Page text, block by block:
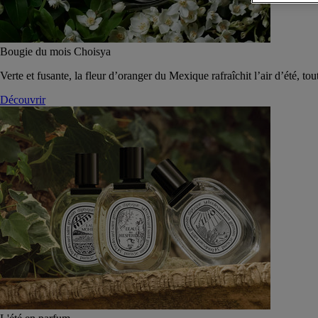
Bougie du mois Choisya
Verte et fusante, la fleur d’oranger du Mexique rafraîchit l’air d’été,
Découvrir